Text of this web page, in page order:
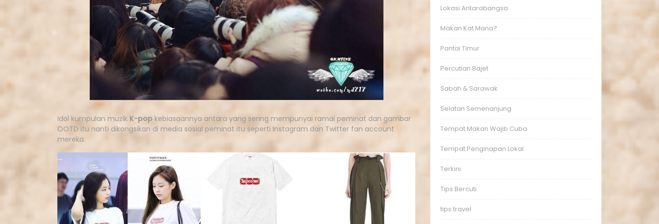
Idol kumpulan muzik K-pop kebiasaannya antara yang sering mempunyai ramai peminat dan gambar
OOTD itu nanti dikongsikan di media sosial peminat itu seperti Instagram dan Twitter fan account
mereka.
Lokasi Antarabangsa
Makan Kat Mana?
Pantai Timur
Percutian Bajet
Sabah & Sarawak
Selatan Semenanjung
Tempat Makan Wajib Cuba
Tempat Penginapan Lokal
Terkini
Tips Bercuti
tips travel